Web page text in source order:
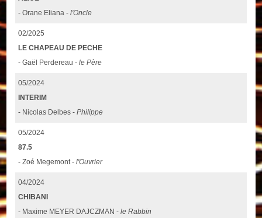
- Orane Eliana -l'Oncle
02/2025
LE CHAPEAU DE PECHE
- Gaël Perdereau -le Père
05/2024
INTERIM
- Nicolas Delbes -Philippe
05/2024
87.5
- Zoé Megemont -l'Ouvrier
04/2024
CHIBANI
- Maxime MEYER DAJCZMAN -le Rabbin